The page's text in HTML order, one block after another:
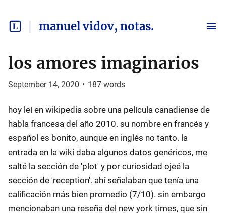
manuel vidov, notas.
los amores imaginarios
September 14, 2020 • 187 words
hoy leí en wikipedia sobre una película canadiense de
habla francesa del año 2010. su nombre en francés y
español es bonito, aunque en inglés no tanto. la
entrada en la wiki daba algunos datos genéricos, me
salté la sección de 'plot' y por curiosidad ojeé la
sección de 'reception'. ahí señalaban que tenía una
calificación más bien promedio (7/10). sin embargo
mencionaban una reseña del new york times, que sin